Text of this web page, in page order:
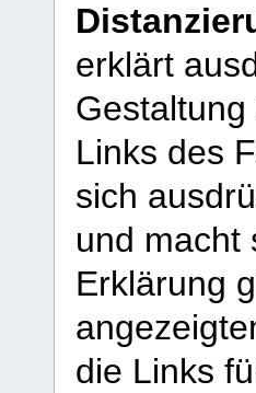
erklärt
Links des
sich
und macht
Erklärung
die Links